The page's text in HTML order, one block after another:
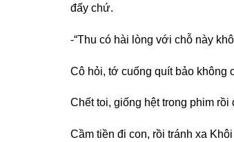
đấy chứ.
-“Thu có hài lòng với chỗ này
Cô hỏi, tớ cuống quít bảo không
Chết toi, giống hệt trong phim rồi
Cầm tiền đi con, rồi tránh xa